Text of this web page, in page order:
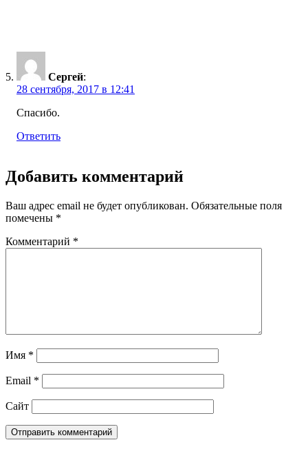
Сергей:
28 сентября, 2017 в 12:41
Спасибо.
Ответить
Добавить комментарий
Ваш адрес email не будет опубликован. Обязательные поля
помечены *
Комментарий *
Имя *
Email *
Сайт